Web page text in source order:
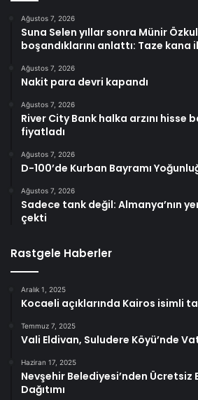
Ağustos 7, 2026
Suna Selen yıllar sonra Münir
boşandıklarını anlattı: Taze kana
Ağustos 7, 2026
Nakit para devri kapandı
Ağustos 7, 2026
River City Bank halka arzını hisse
fiyatladı
Ağustos 7, 2026
D-100’de Kurban Bayramı
Ağustos 7, 2026
Sadece tank değil: Almanya’nın
çekti
Rastgele Haberler
Aralık 1, 2025
Kocaeli açıklarında Kairos isimli
Temmuz 7, 2025
Vali Eldivan, Suludere Köyü’nde
Haziran 17, 2025
Nevşehir Belediyesi’nden Ücretsiz
Dağıtımı